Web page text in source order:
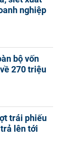
nghiệp
bộ vốn
270 triệu
trái phiếu
lên tới